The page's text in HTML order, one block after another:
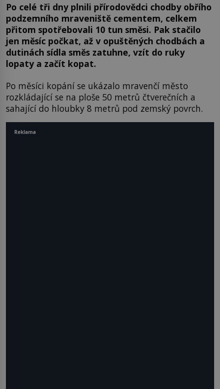
Po celé tři dny plnili přírodovědci chodby obřího
podzemního mraveniště cementem, celkem
přitom spotřebovali 10 tun směsi. Pak stačilo
jen měsíc počkat, až v opuštěných chodbách a
dutinách sídla směs zatuhne, vzít do ruky
lopaty a začít kopat.
Po měsíci kopání se ukázalo mravenčí město
rozkládající se na ploše 50 metrů čtverečních a
sahající do hloubky 8 metrů pod zemský povrch.
Reklama